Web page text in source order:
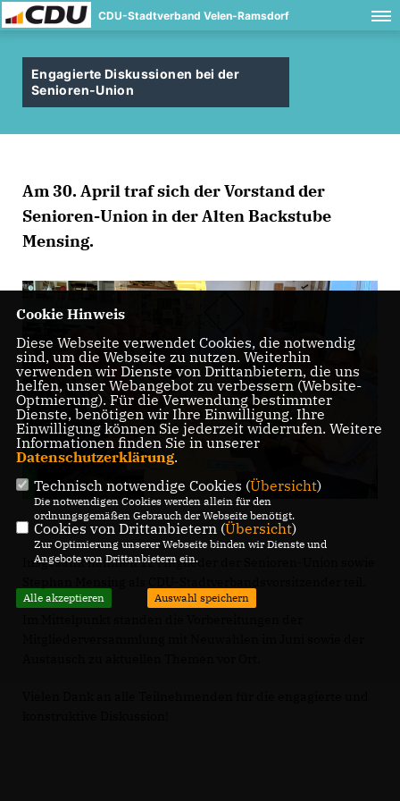
CDU-Stadtverband Velen-Ramsdorf
Engagierte Diskussionen bei der
Senioren-Union
Am 30. April traf sich der Vorstand der
Senioren-Union in der Alten Backstube
Mensing.
Insgesamt nahmen 12 Mitglieder der Senioren-Union sowie
Cookie Hinweis
Diese Webseite verwendet Cookies, die notwendig
sind, um die Webseite zu nutzen. Weiterhin
verwenden wir Dienste von Drittanbietern, die uns
helfen, unser Webangebot zu verbessern (Website-
Optmierung). Für die Verwendung bestimmter
Dienste, benötigen wir Ihre Einwilligung. Ihre
Einwilligung können Sie jederzeit widerrufen. Weitere
Informationen finden Sie in unserer
Datenschutzerklärung.
Technisch notwendige Cookies (Übersicht)
Die notwendigen Cookies werden allein für den
ordnungsgemäßen Gebrauch der Webseite benötigt.
Cookies von Drittanbietern (Übersicht)
Zur Optimierung unserer Webseite binden wir Dienste und
Angebote von Drittanbietern ein.
Alle akzeptieren Auswahl speichern